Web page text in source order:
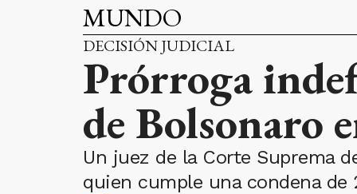
MUNDO
DECISIÓN JUDICIAL
Prórroga
de Bolsonaro
Un juez de la Corte Suprema
quien cumple una condena